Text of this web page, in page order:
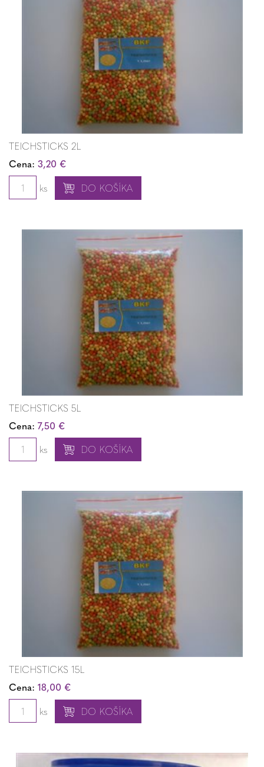
TEICHSTICKS 2L
Cena: 3,20 €
ks
DO KOŠÍKA
TEICHSTICKS 5L
Cena: 7,50 €
ks
DO KOŠÍKA
TEICHSTICKS 15L
Cena: 18,00 €
ks
DO KOŠÍKA